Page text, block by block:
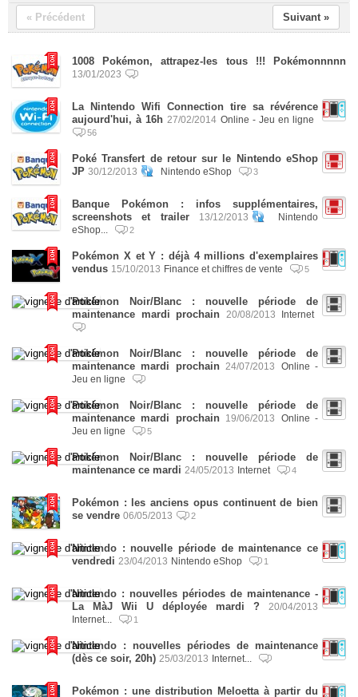
« Précédent Suivant »
1008 Pokémon, attrapez-les tous !!! Pokémonnnnn
13/01/2023
La Nintendo Wifi Connection tire sa révérence
aujourd'hui, à 16h 27/02/2014 Online - Jeu en ligne
56
Poké Transfert de retour sur le Nintendo eShop
JP 30/12/2013 Nintendo eShop 3
Banque Pokémon : infos supplémentaires,
screenshots et trailer
13/12/2013
Nintendo
eShop...
2
Pokémon X et Y : déjà 4 millions d'exemplaires
vendus 15/10/2013 Finance et chiffres de vente 5
Pokémon Noir/Blanc : nouvelle période de
maintenance mardi prochain
20/08/2013 Internet
Pokémon Noir/Blanc : nouvelle période de
maintenance mardi prochain
24/07/2013
Online -
Jeu en ligne
Pokémon Noir/Blanc : nouvelle période de
maintenance mardi prochain
19/06/2013
Online -
Jeu en ligne
5
Pokémon Noir/Blanc : nouvelle période de
maintenance ce mardi 24/05/2013 Internet 4
Pokémon : les anciens opus continuent de bien
se vendre 06/05/2013 2
Nintendo : nouvelle période de maintenance ce
vendredi 23/04/2013 Nintendo eShop 1
Nintendo : nouvelles périodes de maintenance -
La MàJ Wii U déployée mardi ?
20/04/2013
Internet...
1
Nintendo : nouvelles périodes de maintenance
(dès ce soir, 20h) 25/03/2013 Internet...
Pokémon : une distribution Meloetta à partir du